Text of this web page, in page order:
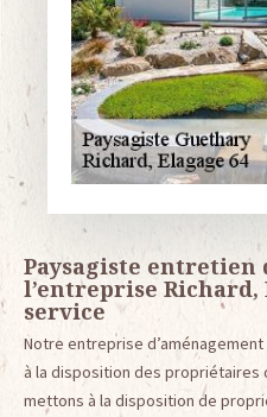
Paysagiste entretien
l’entreprise Richard,
service
Notre entreprise
à la disposition des propriétaires
mettons à la disposition de